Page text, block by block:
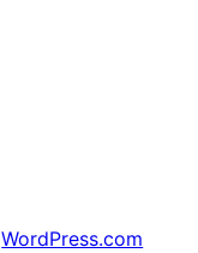
WordPress.com